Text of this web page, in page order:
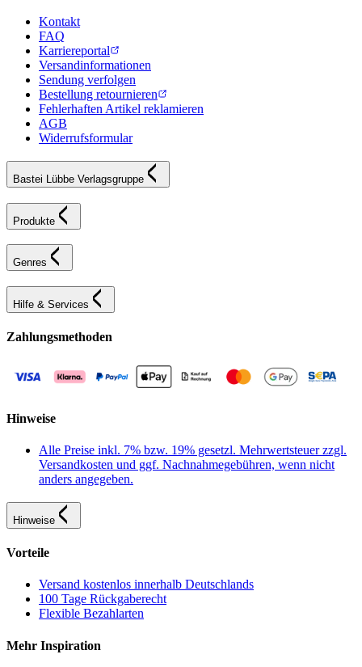
Kontakt
FAQ
Karriereportal
Versandinformationen
Sendung verfolgen
Bestellung retournieren
Fehlerhaften Artikel reklamieren
AGB
Widerrufsformular
Bastei Lübbe Verlagsgruppe
Produkte
Genres
Hilfe & Services
Zahlungsmethoden
Hinweise
Alle Preise inkl. 7% bzw. 19% gesetzl. Mehrwertsteuer zzgl.
Versandkosten und ggf. Nachnahmegebühren, wenn nicht
anders angegeben.
Hinweise
Vorteile
Versand kostenlos innerhalb Deutschlands
100 Tage Rückgaberecht
Flexible Bezahlarten
Mehr Inspiration